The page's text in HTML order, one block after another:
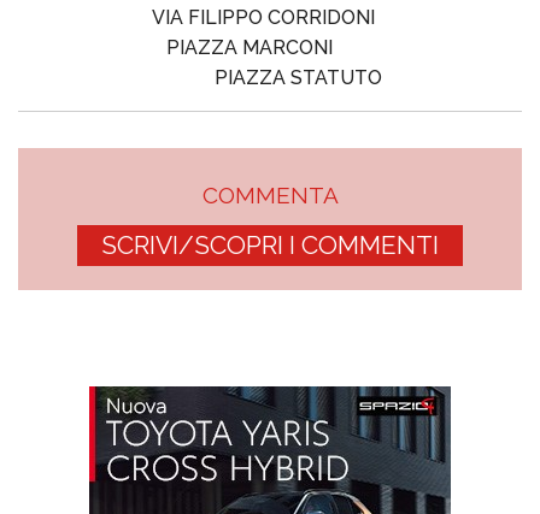
VIA FILIPPO CORRIDONI
PIAZZA MARCONI
PIAZZA STATUTO
COMMENTA
SCRIVI/SCOPRI I COMMENTI